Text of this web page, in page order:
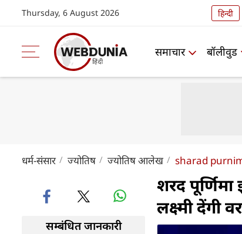
Thursday, 6 August 2026 हिन्दी
समाचार बॉलीवुड
धर्म-संसार ज्योतिष ज्योतिष आलेख sharad
सम्बंधित जानकारी
शरद
लक्ष्मी देंगी